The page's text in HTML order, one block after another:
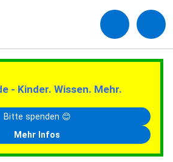
- Kinder. Wissen. Mehr.
Bitte spenden 😊
Mehr Infos